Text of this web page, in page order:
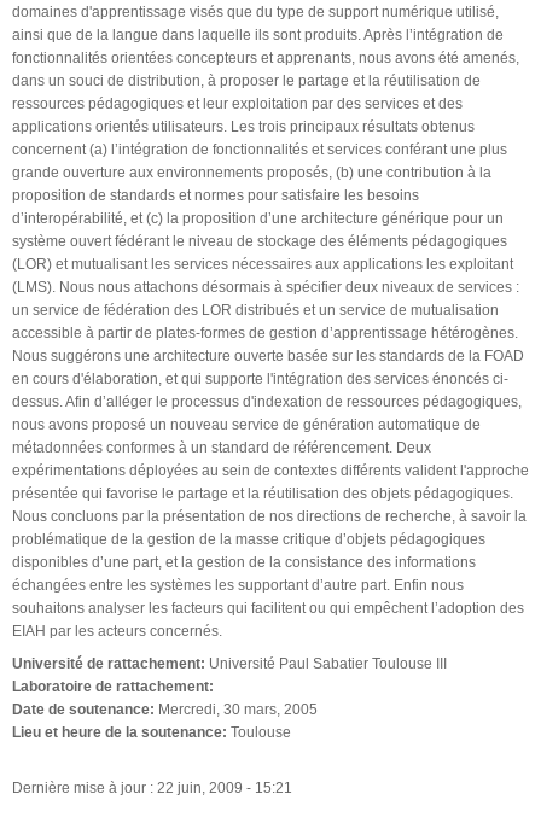
domaines d'apprentissage visés que du type de support numérique utilisé,
ainsi que de la langue dans laquelle ils sont produits. Après l’intégration de
fonctionnalités orientées concepteurs et apprenants, nous avons été amenés,
dans un souci de distribution, à proposer le partage et la réutilisation de
ressources pédagogiques et leur exploitation par des services et des
applications orientés utilisateurs. Les trois principaux résultats obtenus
concernent (a) l’intégration de fonctionnalités et services conférant une plus
grande ouverture aux environnements proposés, (b) une contribution à la
proposition de standards et normes pour satisfaire les besoins
d’interopérabilité, et (c) la proposition d’une architecture générique pour un
système ouvert fédérant le niveau de stockage des éléments pédagogiques
(LOR) et mutualisant les services nécessaires aux applications les exploitant
(LMS). Nous nous attachons désormais à spécifier deux niveaux de services :
un service de fédération des LOR distribués et un service de mutualisation
accessible à partir de plates-formes de gestion d’apprentissage hétérogènes.
Nous suggérons une architecture ouverte basée sur les standards de la FOAD
en cours d'élaboration, et qui supporte l'intégration des services énoncés ci-
dessus. Afin d’alléger le processus d'indexation de ressources pédagogiques,
nous avons proposé un nouveau service de génération automatique de
métadonnées conformes à un standard de référencement. Deux
expérimentations déployées au sein de contextes différents valident l'approche
présentée qui favorise le partage et la réutilisation des objets pédagogiques.
Nous concluons par la présentation de nos directions de recherche, à savoir la
problématique de la gestion de la masse critique d’objets pédagogiques
disponibles d’une part, et la gestion de la consistance des informations
échangées entre les systèmes les supportant d’autre part. Enfin nous
souhaitons analyser les facteurs qui facilitent ou qui empêchent l’adoption des
EIAH par les acteurs concernés.
Université de rattachement: Université Paul Sabatier Toulouse III
Laboratoire de rattachement:
Date de soutenance: Mercredi, 30 mars, 2005
Lieu et heure de la soutenance: Toulouse
Dernière mise à jour : 22 juin, 2009 - 15:21